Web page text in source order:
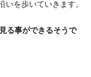
いを歩いていきます。
る事ができるそうで